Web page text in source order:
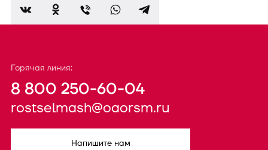
Горячая линия:
8 800 250-60-04
rostselmash@oaorsm.ru
Напишите нам